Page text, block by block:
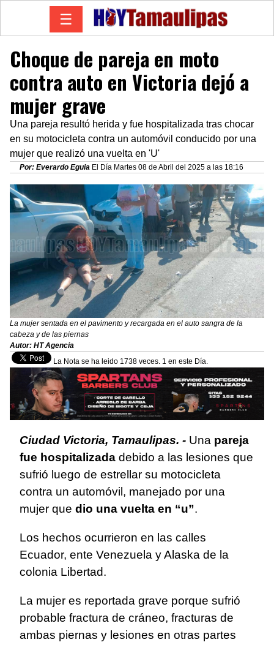
☰
Choque de pareja en moto
contra auto en Victoria dejó a
mujer grave
Una pareja resultó herida y fue hospitalizada tras chocar
en su motocicleta contra un automóvil conducido por una
mujer que realizó una vuelta en 'U'
Por: Everardo Eguia El Día Martes 08 de Abril del 2025 a las 18:16
La mujer sentada en el pavimento y recargada en el auto sangra de la
cabeza y de las piernas
Autor: HT Agencia
La Nota se ha leido 1738 veces. 1 en este Día.
Ciudad Victoria, Tamaulipas. - Una pareja
fue hospitalizada debido a las lesiones que
sufrió luego de estrellar su motocicleta
contra un automóvil, manejado por una
mujer que dio una vuelta en “u”.
Los hechos ocurrieron en las calles
Ecuador, ente Venezuela y Alaska de la
colonia Libertad.
La mujer es reportada grave porque sufrió
probable fractura de cráneo, fracturas de
ambas piernas y lesiones en otras partes